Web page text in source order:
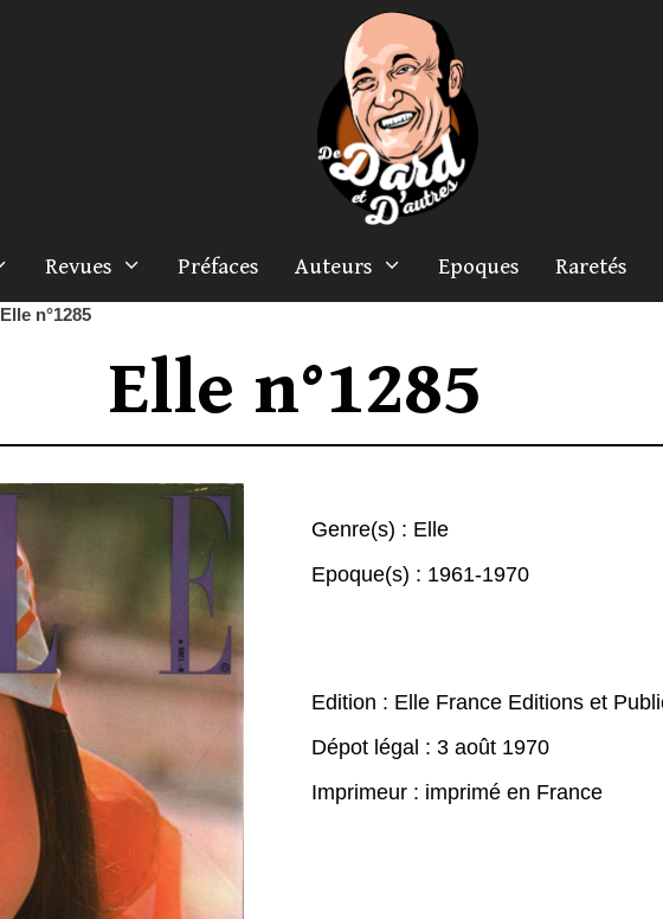
Revues Préfaces Auteurs Epoques Raretés
Elle n°1285
Elle n°1285
Genre(s) : Elle
Epoque(s) : 1961-1970
Edition : Elle France Editions et
Dépot légal : 3 août 1970
Imprimeur : imprimé en France